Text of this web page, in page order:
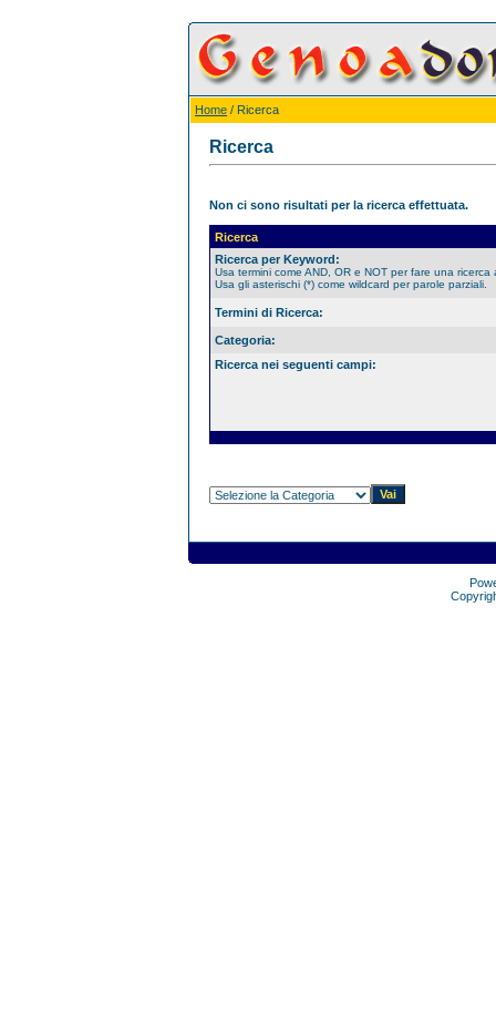
Home / Ricerca
Ricerca
Non ci sono risultati per la ricerca effettuata.
Ricerca
Ricerca per Keyword:
Usa termini come AND, OR e NOT per fare una ricerca
Usa gli asterischi (*) come wildcard per parole parziali.
Termini di Ricerca:
Categoria:
Ricerca nei seguenti campi: